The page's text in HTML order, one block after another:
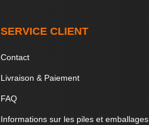
SERVICE CLIENT
Contact
Livraison & Paiement
FAQ
Informations sur les piles et emballages